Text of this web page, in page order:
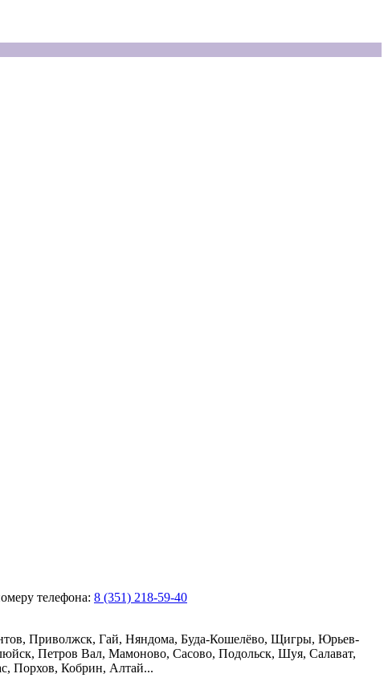
телефона: 8 (351) 218-59-40
Приволжск, Гай, Няндома, Буда-Кошелёво, Щигры, Юрьев-
Петров Вал, Мамоново, Сасово, Подольск, Шуя, Салават,
Порхов, Кобрин, Алтай...